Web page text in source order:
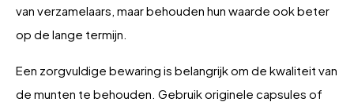
van verzamelaars, maar behouden hun waarde ook beter
op de lange termijn.
Een zorgvuldige bewaring is belangrijk om de kwaliteit van
de munten te behouden. Gebruik originele capsules of